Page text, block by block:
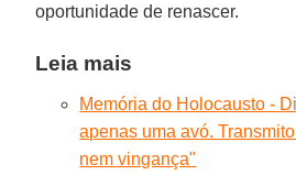
oportunidade de renascer.
Leia mais
Memória do Holocausto -
apenas uma avó.
nem vingança"